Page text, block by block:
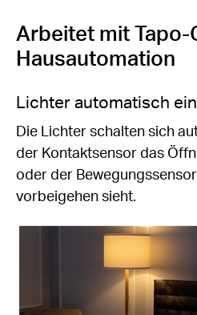
Arbeitet mit Tapo-
Hausautomation
Lichter automatisch
Die Lichter schalten sich
der Kontaktsensor das
oder der
vorbeigehen sieht.